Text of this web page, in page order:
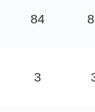
84
3